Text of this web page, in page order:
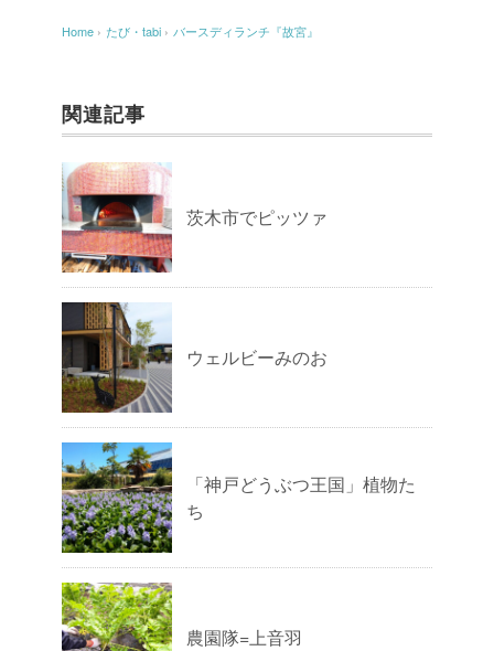
Home › たび・tabi › バースディランチ『故宮』
関連記事
茨木市でピッツァ
ウェルビーみのお
「神戸どうぶつ王国」植物た
ち
農園隊=上音羽